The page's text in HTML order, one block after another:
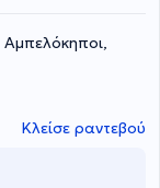
Κλείσε ραντεβού